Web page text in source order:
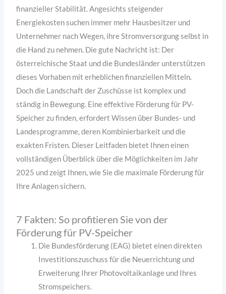
finanzieller Stabilität. Angesichts steigender
Energiekosten suchen immer mehr Hausbesitzer und
Unternehmer nach Wegen, ihre Stromversorgung selbst in
die Hand zu nehmen. Die gute Nachricht ist: Der
österreichische Staat und die Bundesländer unterstützen
dieses Vorhaben mit erheblichen finanziellen Mitteln.
Doch die Landschaft der Zuschüsse ist komplex und
ständig in Bewegung. Eine effektive Förderung für PV-
Speicher zu finden, erfordert Wissen über Bundes- und
Landesprogramme, deren Kombinierbarkeit und die
exakten Fristen. Dieser Leitfaden bietet Ihnen einen
vollständigen Überblick über die Möglichkeiten im Jahr
2025 und zeigt Ihnen, wie Sie die maximale Förderung für
Ihre Anlagen sichern.
7 Fakten: So profitieren Sie von der
Förderung für PV-Speicher
Die Bundesförderung (EAG) bietet einen direkten
Investitionszuschuss für die Neuerrichtung und
Erweiterung Ihrer Photovoltaikanlage und Ihres
Stromspeichers.